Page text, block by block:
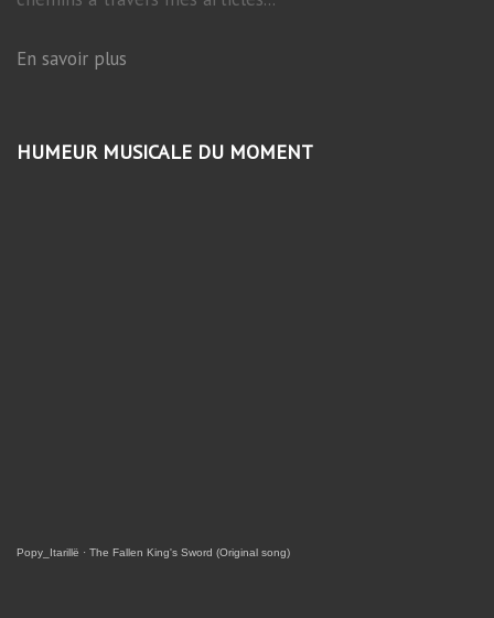
En savoir plus
HUMEUR MUSICALE DU MOMENT
Popy_Itarillë · The Fallen King's Sword (Original song)